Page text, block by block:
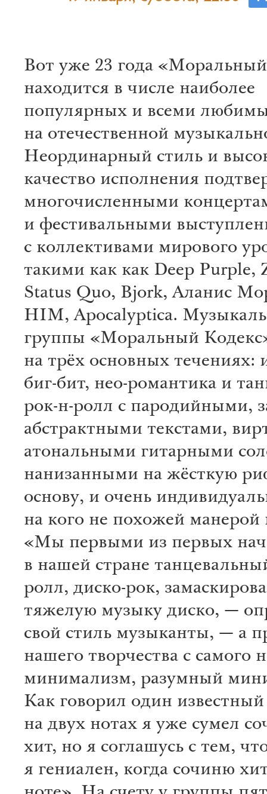
Вот уже 23 года
находится в числе наиболее
популярных и всеми
на отечественной
Неординарный стиль и
качество исполнения
многочисленными
и фестивальными
с коллективами мирового
такими как как Deep Purple,
Status Quo, Bjork, Аланис
HIM, Apocalyptica.
группы «Моральный
на трёх основных
биг-бит, нео-романтика и
рок-н-ролл с пародийными,
абстрактными текстами,
атональными гитарными
нанизанными на жёсткую
основу, и очень
на кого не похожей манерой
«Мы первыми из первых
в нашей стране
ролл, диско-рок,
тяжелую музыку диско, —
свой стиль музыканты, — а
нашего творчества с самого
минимализм, разумный
Как говорил один
на двух нотах я уже сумел
хит, но я соглашусь с тем,
я гениален, когда сочиню